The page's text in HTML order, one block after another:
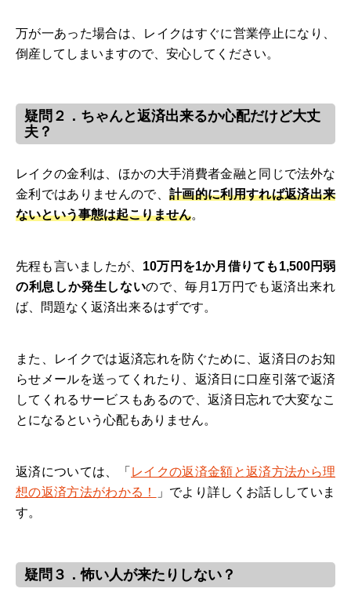
万が一あった場合は、レイクはすぐに営業停止になり、
倒産してしまいますので、安心してください。
疑問２．ちゃんと返済出来るか心配だけど大丈
夫？
レイクの金利は、ほかの大手消費者金融と同じで法外な
金利ではありませんので、 計画的に利用すれば返済出来
ないという事態は起こりません。
先程も言いましたが、 10万円を1か月借りても1,500円弱
の利息しか発生しないので、毎月1万円でも返済出来れ
ば、問題なく返済出来るはずです。
また、レイクでは返済忘れを防ぐために、返済日のお知
らせメールを送ってくれたり、返済日に口座引落で返済
してくれるサービスもあるので、返済日忘れで大変なこ
とになるという心配もありません。
返済については、「 レイクの返済金額と返済方法から理
想の返済方法がわかる！
」でより詳しくお話ししていま
す。
疑問３．怖い人が来たりしない？